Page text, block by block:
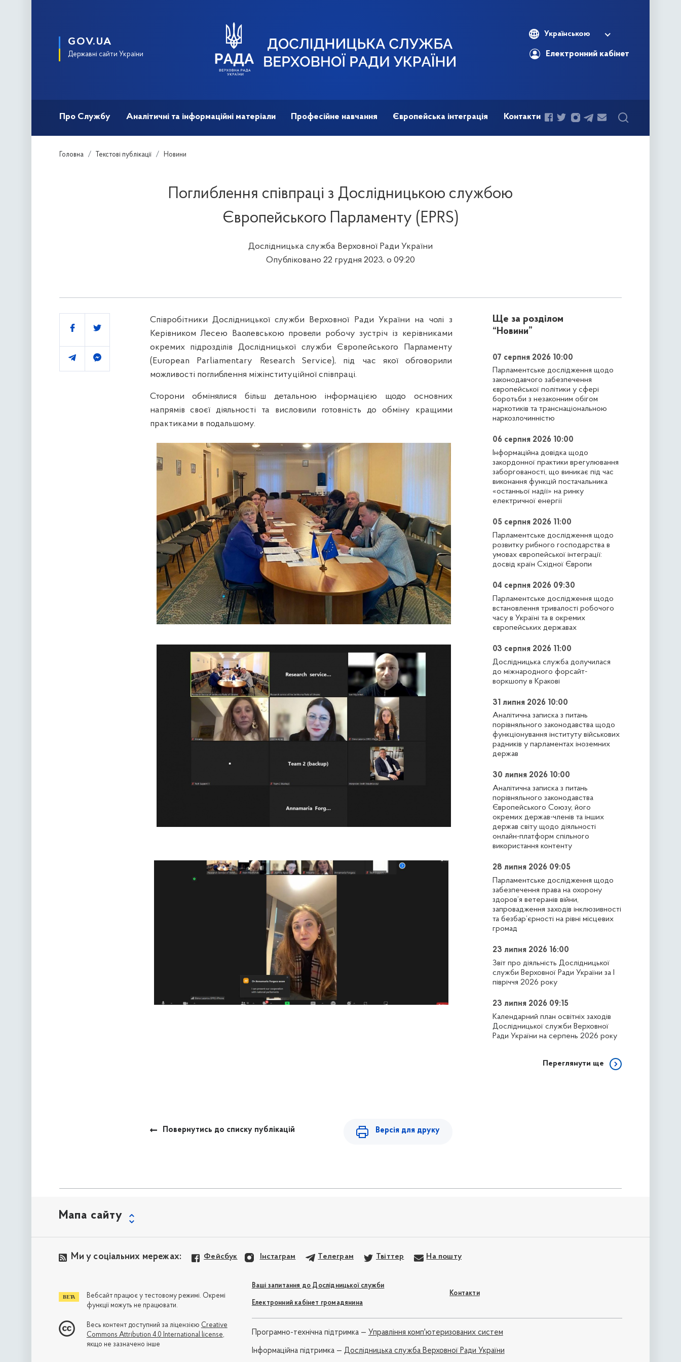
Про Службу Аналітичні та інформаційні матеріали Професійне навчання Європейська інтеграція Контакти
Українською
Електронний кабінет
GOV.UA
Державні сайти України
Головна Текстові публікації Новини
Поглиблення співпраці з Дослідницькою службою
Європейського Парламенту (EPRS)
Дослідницька служба Верховної Ради України
Опубліковано 22 грудня 2023, о 09:20
Співробітники Дослідницької служби Верховної Ради України на чолі з
Керівником Лесею Ваолевською провели робочу зустріч із керівниками
окремих підрозділів Дослідницької служби Європейського Парламенту
(European Parliamentary Research Service), під час якої обговорили
можливості поглиблення міжінституційної співпраці.
Сторони обмінялися більш детальною інформацією щодо основних
напрямів своєї діяльності та висловили готовність до обміну кращими
практиками в подальшому.
Поділитись
Повернутись до списку публікацій Версія для друку
Ще за розділом
“Новини”
07 серпня 2026 10:00
Парламентське дослідження щодо
законодавчого забезпечення
європейської політики у сфері
боротьби з незаконним обігом
наркотиків та транснаціональною
наркозлочинністю
06 серпня 2026 10:00
Інформаційна довідка щодо
закордонної практики врегулювання
заборгованості, що виникає під час
виконання функцій постачальника
«останньої надії» на ринку
електричної енергії
05 серпня 2026 11:00
Парламентське дослідження щодо
розвитку рибного господарства в
умовах європейської інтеграції:
досвід країн Східної Європи
04 серпня 2026 09:30
Парламентське дослідження щодо
встановлення тривалості робочого
часу в Україні та в окремих
європейських державах
03 серпня 2026 11:00
Дослідницька служба долучилася
до міжнародного форсайт-
воркшопу в Кракові
31 липня 2026 10:00
Аналітична записка з питань
порівняльного законодавства щодо
функціонування інституту військових
радників у парламентах іноземних
держав
30 липня 2026 10:00
Аналітична записка з питань
порівняльного законодавства
Європейського Союзу, його
окремих держав-членів та інших
держав світу щодо діяльності
онлайн-платформ спільного
використання контенту
28 липня 2026 09:05
Парламентське дослідження щодо
забезпечення права на охорону
здоров’я ветеранів війни,
запровадження заходів інклюзивності
та безбар’єрності на рівні місцевих
громад
23 липня 2026 16:00
Звіт про діяльність Дослідницької
служби Верховної Ради України за І
півріччя 2026 року
23 липня 2026 09:15
Календарний план освітніх заходів
Дослідницької служби Верховної
Ради України на серпень 2026 року
Переглянути ще
Мапа сайту
Ми у соціальних мережах: Фейсбук Інстаграм Телеграм Твіттер На пошту
Ваші запитання до Дослідницької служби
Електронний кабінет громадянина
Контакти
Програмно-технічна підтримка — Управління комп'ютеризованих систем
Iнформаційна підтримка — Дослідницька служба Верховної Ради України
Вебсайт працює у тестовому режимі. Окремі
функції можуть не працювати.
Весь контент доступний за ліцензією Creative
Commons Attribution 4.0 International license,
якщо не зазначено інше